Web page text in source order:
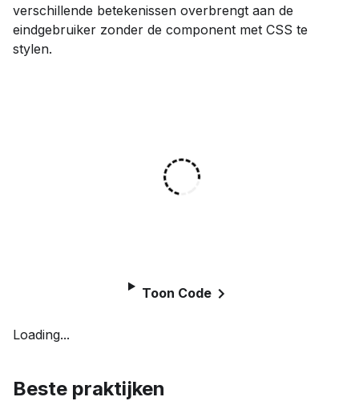
verschillende betekenissen overbrengt aan de
eindgebruiker zonder de component met CSS te
stylen.
Toon Code
Loading...
Beste praktijken